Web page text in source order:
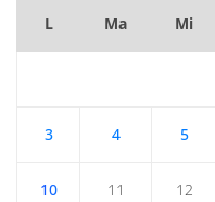
L Ma Mi
3 4 5
10 11 12